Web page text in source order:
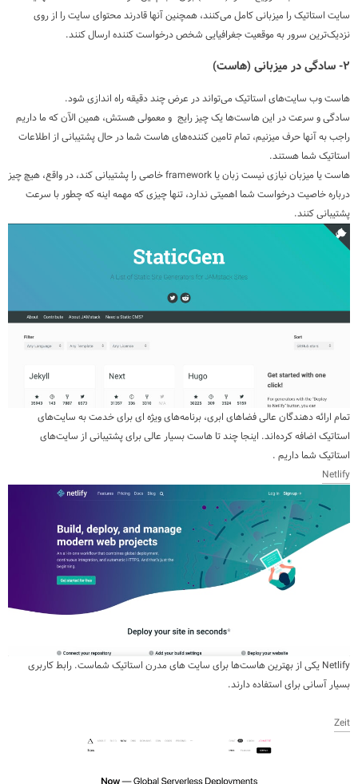
سایت استاتیک را میزبانی کامل می‌کنند، همچنین آنها قادرند محتوای سایت را از روی
نزدیک‌ترین سرور به موقعیت جغرافیایی شخص درخواست کننده ارسال کنند.
۲- سادگی در میزبانی (هاست)
هاست وب سایت‌های استاتیک می‌تواند در عرض چند دقیقه راه اندازی شود.
سادگی و سرعت در این هاست‌ها یک چیز رایج و معمولی هستش، همین الآن که ما داریم
راجب به آنها حرف میزنیم، تمام تامین کننده‌های هاست شما در حال پشتیبانی از اطلاعات
استاتیک شما هستند.
هاست یا میزبان نیازی نیست زبان یا framework خاصی را پشتیبانی کند، در واقع، هیچ چیز
درباره خاصیت درخواست شما اهمیتی ندارد، تنها چیزی که مهمه اینه که چطور با سرعت
پشتیبانی کنند.
تمام ارائه دهندگان عالی فضاهای ابری، برنامه‌های ویژه ای برای خدمت به سایت‌های
استاتیک اضافه کرده‌اند. اینجا چند تا هاست بسیار عالی برای پشتیبانی از سایت‌های
استاتیک شما داریم .
Netlify
Netlify یکی از بهترین هاست‌ها برای سایت های مدرن استاتیک شماست. رابط کاربری
بسیار آسانی برای استفاده دارند.
Zeit